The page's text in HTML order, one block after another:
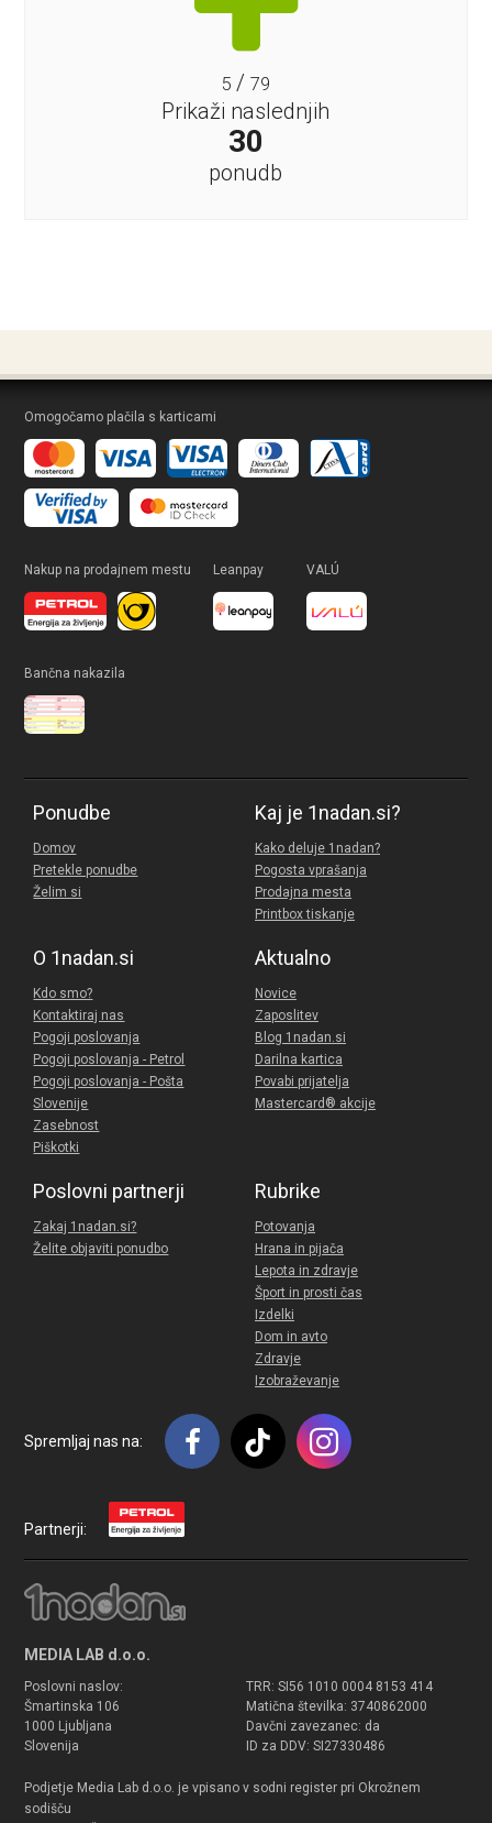
5 /79
Prikaži naslednjih
30
ponudb
Omogočamo plačila s karticami
Nakup na prodajnem mestu Leanpay VALÚ
Bančna nakazila
Ponudbe
Domov
Pretekle ponudbe
Želim si
Kaj je 1nadan.si?
Kako deluje 1nadan?
Pogosta vprašanja
Prodajna mesta
Printbox tiskanje
O 1nadan.si
Kdo smo?
Kontaktiraj nas
Pogoji poslovanja
Pogoji poslovanja - Petrol
Pogoji poslovanja - Pošta
Slovenije
Zasebnost
Piškotki
Aktualno
Novice
Zaposlitev
Blog 1nadan.si
Darilna kartica
Povabi prijatelja
Mastercard® akcije
Poslovni partnerji
Zakaj 1nadan.si?
Želite objaviti ponudbo
Rubrike
Potovanja
Hrana in pijača
Lepota in zdravje
Šport in prosti čas
Izdelki
Dom in avto
Zdravje
Izobraževanje
Spremljaj nas na:
Partnerji:
MEDIA LAB d.o.o.
Poslovni naslov:
Šmartinska 106
1000 Ljubljana
Slovenija
TRR: SI56 1010 0004 8153 414
Matična številka: 3740862000
Davčni zavezanec: da
ID za DDV: SI27330486
Podjetje Media Lab d.o.o. je vpisano v sodni register pri Okrožnem
sodišču